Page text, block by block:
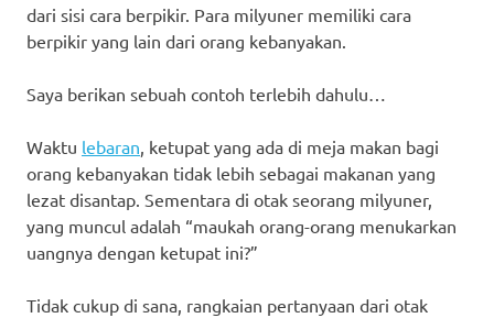
dari sisi cara berpikir. Para milyuner memiliki cara
berpikir yang lain dari orang kebanyakan.
Saya berikan sebuah contoh terlebih dahulu…
Waktu lebaran , ketupat yang ada di meja makan bagi
orang kebanyakan tidak lebih sebagai makanan yang
lezat disantap. Sementara di otak seorang milyuner,
yang muncul adalah “maukah orang-orang menukarkan
uangnya dengan ketupat ini?”
Tidak cukup di sana, rangkaian pertanyaan dari otak